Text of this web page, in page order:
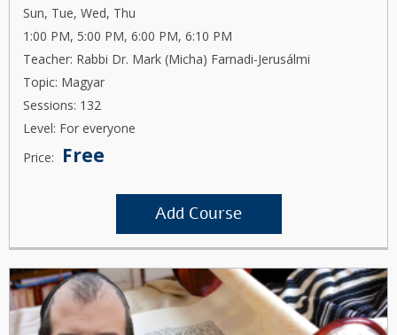
Sun, Tue, Wed, Thu
1:00 PM, 5:00 PM, 6:00 PM, 6:10 PM
Teacher: Rabbi Dr. Mark (Micha) Farnadi-Jerusálmi
Topic: Magyar
Sessions: 132
Level: For everyone
Price:
Free
Add Course